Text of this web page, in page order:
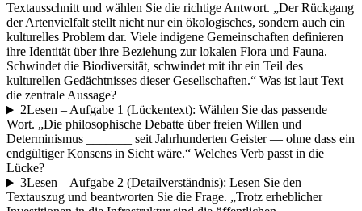
Textausschnitt und wählen Sie die richtige Antwort. „Der Rückgang
der Artenvielfalt stellt nicht nur ein ökologisches, sondern auch ein
kulturelles Problem dar. Viele indigene Gemeinschaften definieren
ihre Identität über ihre Beziehung zur lokalen Flora und Fauna.
Schwindet die Biodiversität, schwindet mit ihr ein Teil des
kulturellen Gedächtnisses dieser Gesellschaften.“ Was ist laut Text
die zentrale Aussage?
2Lesen – Aufgabe 1 (Lückentext): Wählen Sie das passende
Wort. „Die philosophische Debatte über freien Willen und
Determinismus _______ seit Jahrhunderten Geister — ohne dass ein
endgültiger Konsens in Sicht wäre.“ Welches Verb passt in die
Lücke?
3Lesen – Aufgabe 2 (Detailverständnis): Lesen Sie den
Textauszug und beantworten Sie die Frage. „Trotz erheblicher